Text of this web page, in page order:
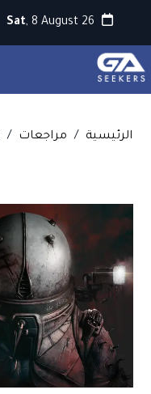
Sat, 8 August 26
الرئيسية / مراجعات /